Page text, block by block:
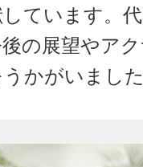
ています。
の展望やア
かがいまし